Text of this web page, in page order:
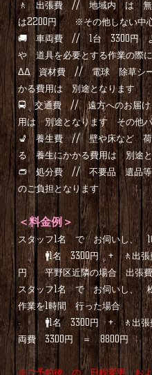
🚶 出張費 // 地域内 は
は2200円 ※その他しない中
🚚 車両費 // 1台 3300円 よ
や 道具を必要とする作業の際
ΔΔ 資材費 // 電球 除草シ
かる費用は 別途となります
🚍 交通費 // 遠方へのお届け
用は 別途となります その他パ
💺 養生費 // 壁や床など 荷物
る 養生にかかる費用は 別途
👝 処分費 // 不要品 遺品等
のご負担となります
＜料金例＞
スタッフ1名 で お伺いし、 1
🚹1名 3300円 + 🚶出張費
円 平野区近隣の場合 出張
スタッフ1名 で お伺いし、
作業を1時間 行った場合
🚹1名 3300円 + 🚶出張費
両費 3300円 ＝ 8800円
※ご予約後 の 日程変更 およ